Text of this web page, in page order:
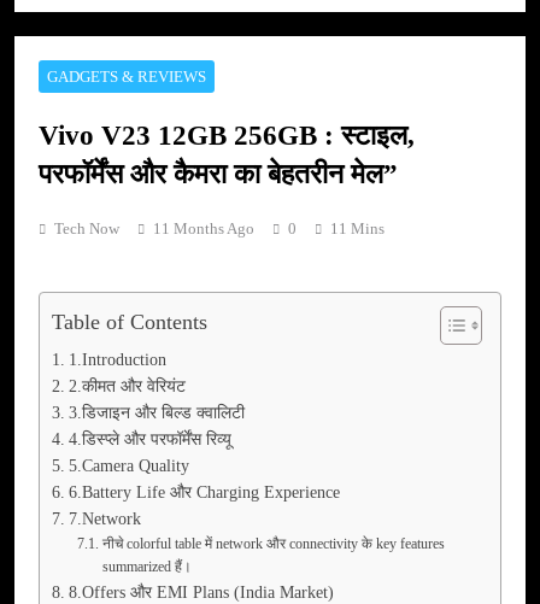
GADGETS & REVIEWS
Vivo V23 12GB 256GB : स्टाइल,
परफॉर्मेंस और कैमरा का बेहतरीन मेल”
Tech Now 11 Months Ago 0 11 Mins
Table of Contents
1.Introduction
2.कीमत और वेरियंट
3.डिजाइन और बिल्ड क्वालिटी
4.डिस्प्ले और परफॉर्मेंस रिव्यू
5.Camera Quality
6.Battery Life और Charging Experience
7.Network
नीचे colorful table में network और connectivity के key features
summarized हैं।
8.Offers और EMI Plans (India Market)